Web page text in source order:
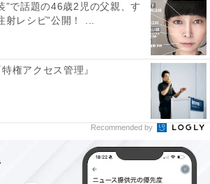
”で話題の46歳2児の父親、す
射レシピ”公開！ ...
権アクセス管理』
Recommended by